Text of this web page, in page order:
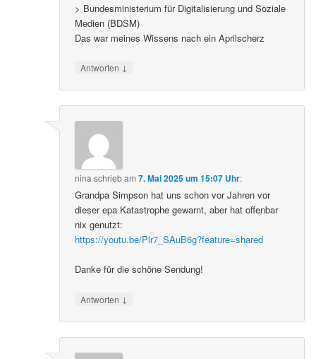
> Bundesministerium für Digitalisierung und Soziale
Medien (BDSM)
Das war meines Wissens nach ein Aprilscherz
Antworten ↓
nina schriebam7. Mai 2025 um 15:07 Uhr:
Grandpa Simpson hat uns schon vor Jahren vor
dieser epa Katastrophe gewarnt, aber hat offenbar
nix genutzt:
https://youtu.be/Plr7_SAuB6g?feature=shared
Danke für die schöne Sendung!
Antworten ↓